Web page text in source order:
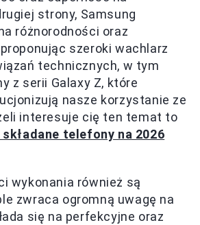
strony, Samsung
różnorodności oraz
szeroki wachlarz
technicznych, w tym
z serii Galaxy Z, które
nasze korzystanie ze
interesuje cię ten temat to
telefony na 2026
wykonania również są
zwraca ogromną uwagę na
się na perfekcyjne oraz